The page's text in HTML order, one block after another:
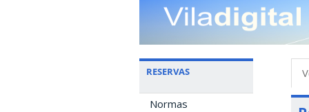
RESERVAS
Normas